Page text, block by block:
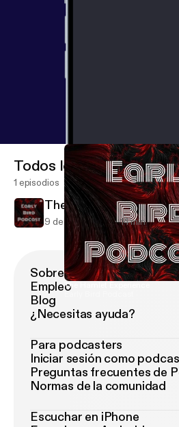
The Hamlet Experience
Todos los episodios
1 episodios
The Hamlet Experience
9 de jun de 2021 14 min
Sobre Podimo
Empleo
Blog
¿Necesitas ayuda?
Para podcasters
Iniciar sesión como
Preguntas frecuentes de
Normas de la comunidad
Escuchar en iPhone